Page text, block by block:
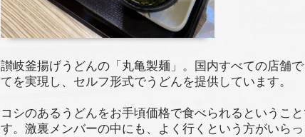
讃岐釜揚げうどんの「丸亀製麺」。国内すべての店舗
てを実現し、セルフ形式でうどんを提供しています。
コシのあるうどんをお手頃価格で食べられるというこ
す。激裏メンバーの中にも、よく行くという方がいら